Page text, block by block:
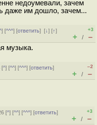
недоумевали, зачем
даже им дошло, зачем...
] [^^^] [ответить][↓] [↑]
+3
+ / –
музыка.
[^] [^^] [^^^] [ответить]
–2
+ / –
[^] [^^] [^^^] [ответить]
+3
+ / –